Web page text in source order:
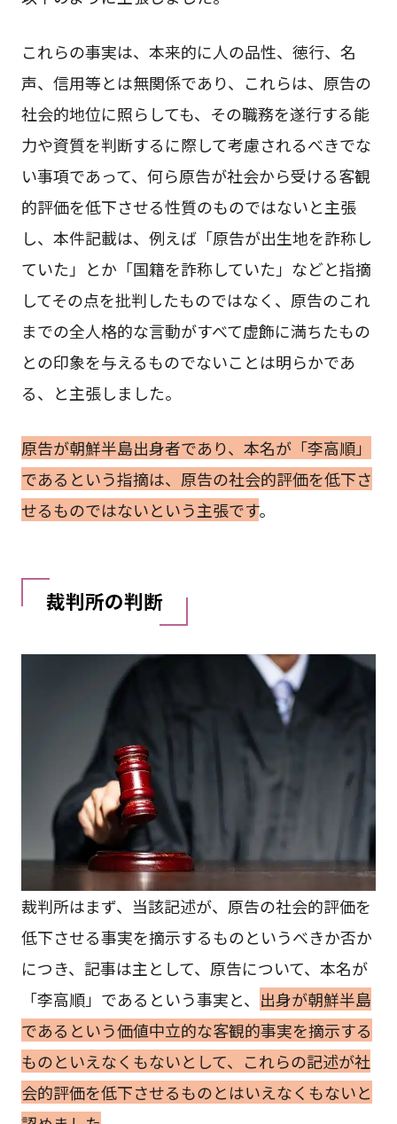
これらの事実は、本来的に人の品性、徳行、名
声、信用等とは無関係であり、これらは、原告の
社会的地位に照らしても、その職務を遂行する能
力や資質を判断するに際して考慮されるべきでな
い事項であって、何ら原告が社会から受ける客観
的評価を低下させる性質のものではないと主張
し、本件記載は、例えば「原告が出生地を詐称し
ていた」とか「国籍を詐称していた」などと指摘
してその点を批判したものではなく、原告のこれ
までの全人格的な言動がすべて虚飾に満ちたもの
との印象を与えるものでないことは明らかであ
る、と主張しました。
原告が朝鮮半島出身者であり、本名が「李高順」
であるという指摘は、原告の社会的評価を低下さ
せるものではないという主張です。
裁判所の判断
裁判所はまず、当該記述が、原告の社会的評価を
低下させる事実を摘示するものというべきか否か
につき、記事は主として、原告について、本名が
「李高順」であるという事実と、 出身が朝鮮半島
であるという価値中立的な客観的事実を摘示する
ものといえなくもないとして、これらの記述が社
会的評価を低下させるものとはいえなくもないと